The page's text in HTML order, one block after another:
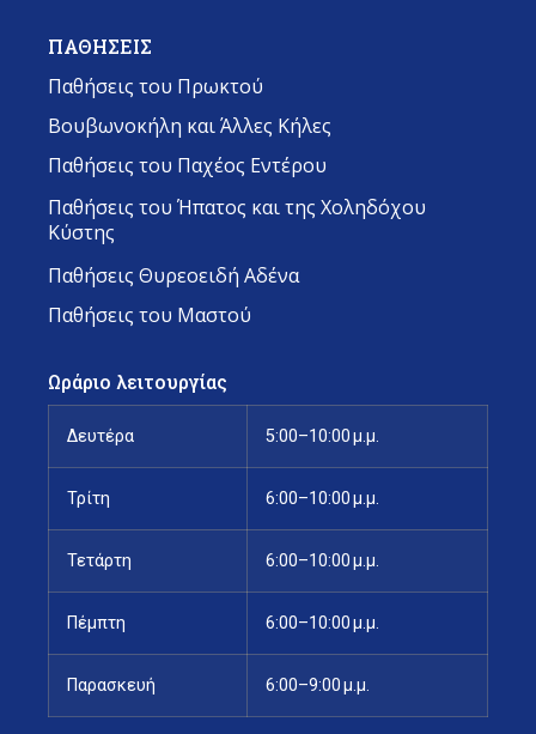
ΠΑΘΗΣΕΙΣ
Παθήσεις του Πρωκτού
Βουβωνοκήλη και Άλλες Κήλες
Παθήσεις του Παχέος Εντέρου
Παθήσεις του Ήπατος και της Χοληδόχου
Κύστης
Παθήσεις Θυρεοειδή Αδένα
Παθήσεις του Μαστού
Ωράριο λειτουργίας
Δευτέρα 5:00–10:00 μ.μ.
Τρίτη 6:00–10:00 μ.μ.
Τετάρτη 6:00–10:00 μ.μ.
Πέμπτη 6:00–10:00 μ.μ.
Παρασκευή 6:00–9:00 μ.μ.